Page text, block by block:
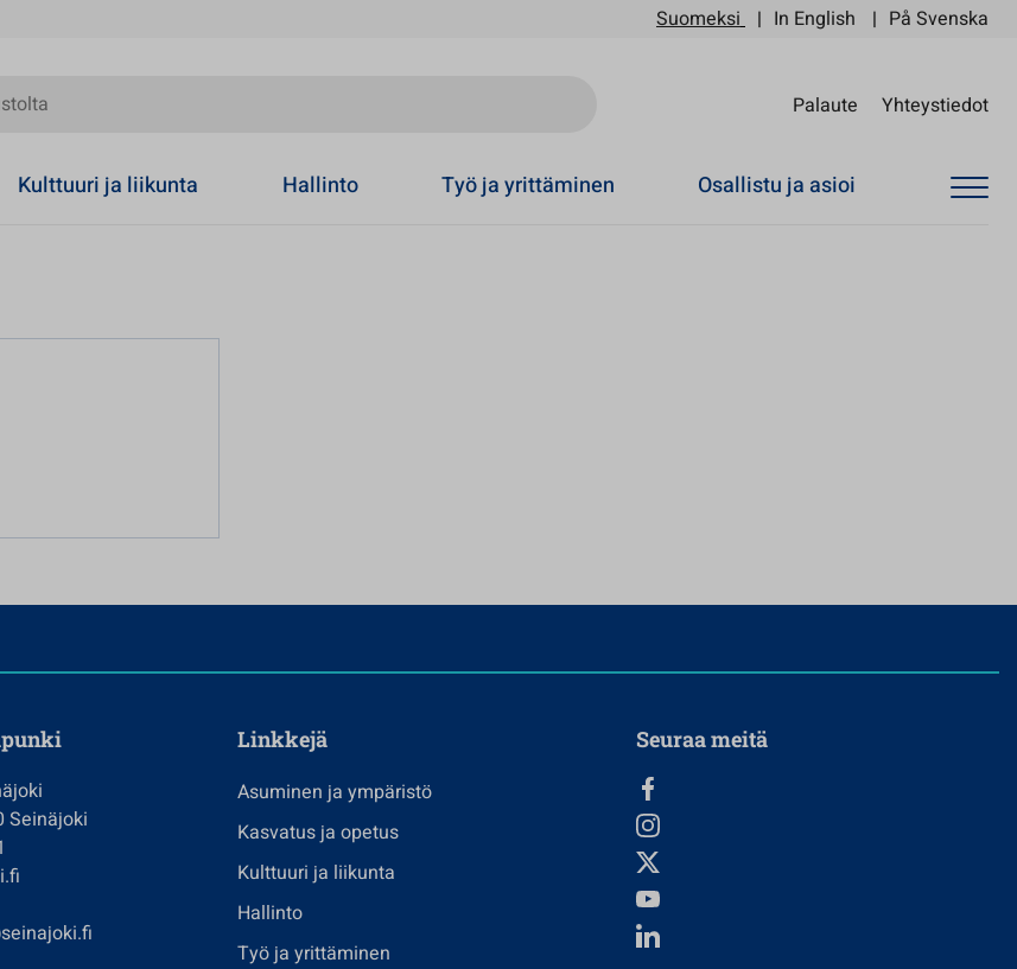
Suomeksi In English På Svenska
Palaute Yhteystiedot
Kulttuuri ja liikunta Hallinto Työ ja yrittäminen Osallistu ja asioi
Seinäjoki
Linkkejä
Asuminen ja ympäristö
Kasvatus ja opetus
Kulttuuri ja liikunta
Hallinto
Työ ja yrittäminen
Seuraa meitä